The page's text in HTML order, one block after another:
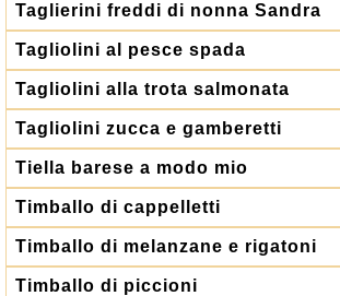
Taglierini freddi di nonna Sandra
Tagliolini al pesce spada
Tagliolini alla trota salmonata
Tagliolini zucca e gamberetti
Tiella barese a modo mio
Timballo di cappelletti
Timballo di melanzane e rigatoni
Timballo di piccioni